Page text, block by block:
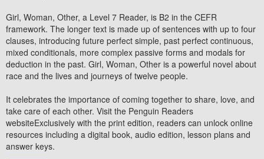
Girl, Woman, Other, a Level 7 Reader, is B2 in the CEFR
framework. The longer text is made up of sentences with up to four
clauses, introducing future perfect simple, past perfect continuous,
mixed conditionals, more complex passive forms and modals for
deduction in the past. Girl, Woman, Other is a powerful novel about
race and the lives and journeys of twelve people.
It celebrates the importance of coming together to share, love, and
take care of each other. Visit the Penguin Readers
websiteExclusively with the print edition, readers can unlock online
resources including a digital book, audio edition, lesson plans and
answer keys.